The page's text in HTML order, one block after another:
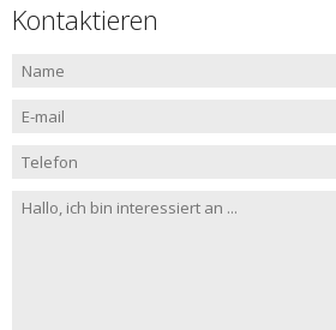
Kontaktieren